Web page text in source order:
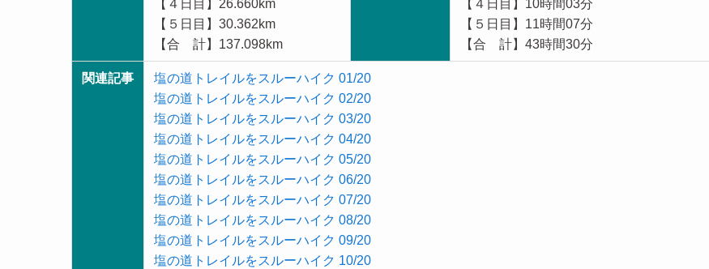
【４日目】26.660km
【５日目】30.362km
【合 計】137.098km
【４日目】10時間03分
【５日目】11時間07分
【合 計】43時間30分
関連記事
塩の道トレイルをスルーハイク 01/20
塩の道トレイルをスルーハイク 02/20
塩の道トレイルをスルーハイク 03/20
塩の道トレイルをスルーハイク 04/20
塩の道トレイルをスルーハイク 05/20
塩の道トレイルをスルーハイク 06/20
塩の道トレイルをスルーハイク 07/20
塩の道トレイルをスルーハイク 08/20
塩の道トレイルをスルーハイク 09/20
塩の道トレイルをスルーハイク 10/20